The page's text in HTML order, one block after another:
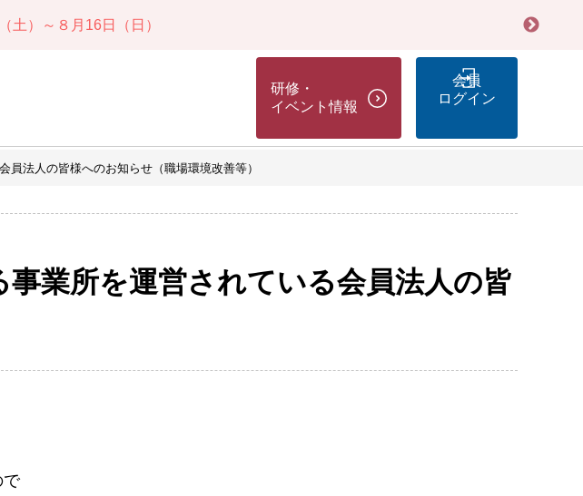
土）～８月16日（日）
研修・
イベント情報
会員
ログイン
員法人の皆様へのお知らせ（職場環境改善等）
事業所を運営されている会員法人の皆
で